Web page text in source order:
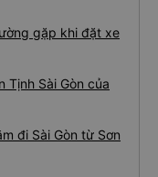
gặp khi đặt xe
Tịnh Sài Gòn của
đi Sài Gòn từ Sơn